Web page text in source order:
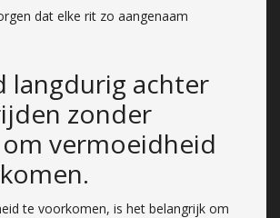
dat elke rit zo aangenaam
langdurig achter
zonder
om vermoeidheid
te voorkomen, is het belangrijk om